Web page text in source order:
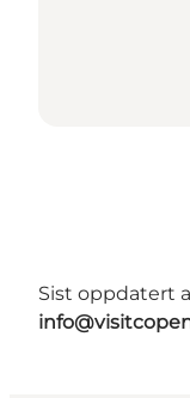
Sist oppdatert